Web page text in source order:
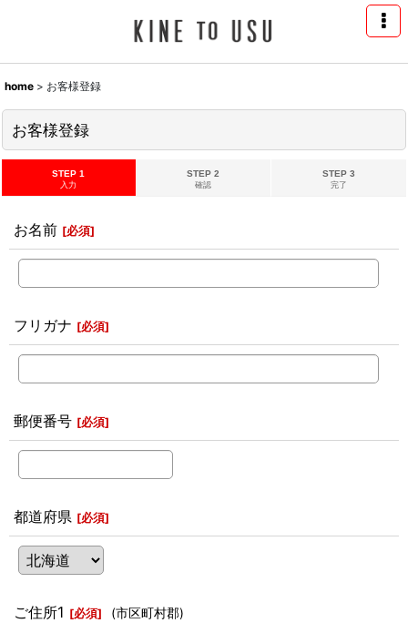
home > お客様登録
お客様登録
STEP 1
入力
STEP 2
確認
STEP 3
完了
お名前 [必須]
フリガナ [必須]
郵便番号 [必須]
都道府県 [必須]
ご住所1 [必須] (市区町村郡)